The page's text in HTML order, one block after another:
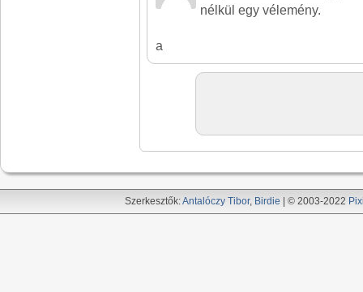
nélkül egy vélemény.
a
Szerkesztők:Antalóczy Tibor, Birdie | © 2003-2022